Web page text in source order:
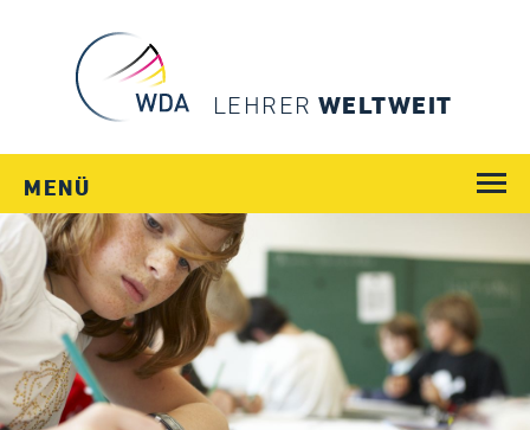
LEHRER WELTWEIT
MENÜ
WEGE
JOBS
SCHULEN
LÄNDER
MENSCHEN
SERVICE